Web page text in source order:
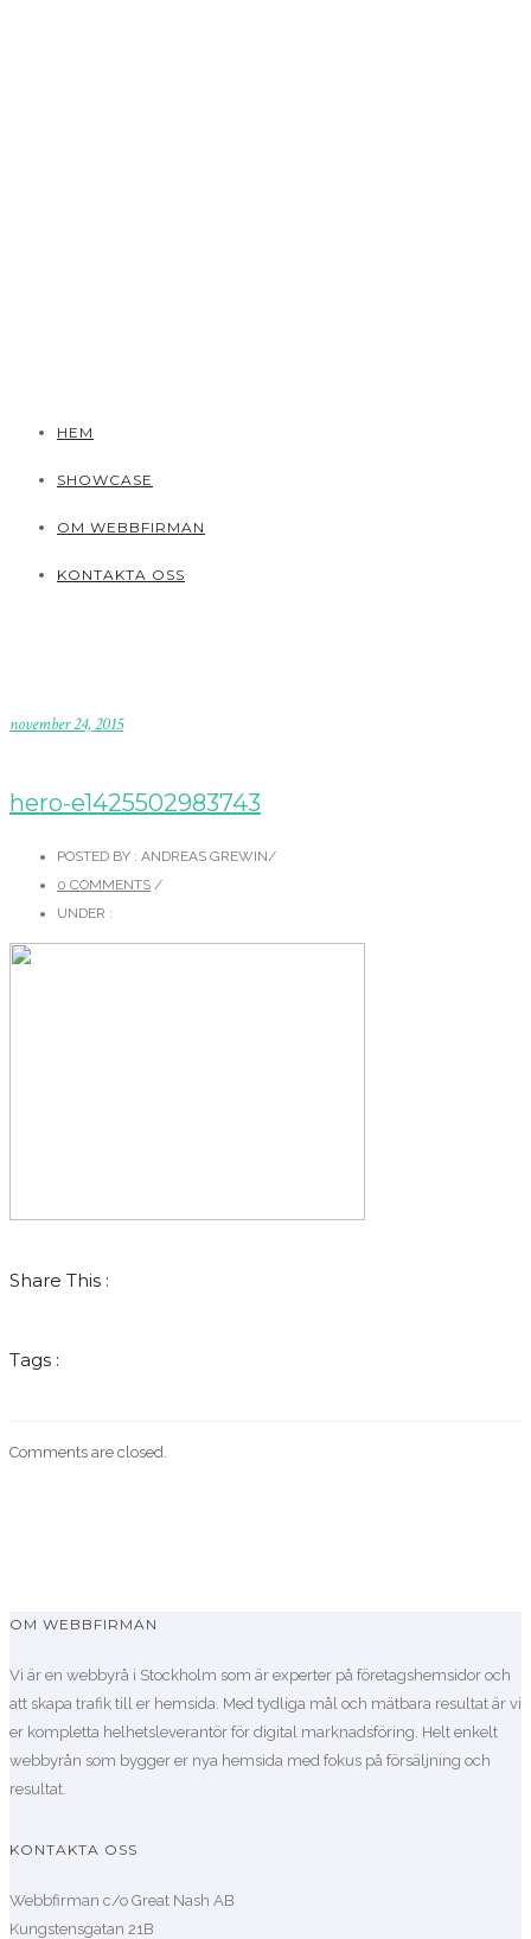
HEM
SHOWCASE
OM WEBBFIRMAN
KONTAKTA OSS
november 24, 2015
hero-e1425502983743
POSTED BY : ANDREAS GREWIN/
0 COMMENTS /
UNDER :
Share This :
Tags :
Comments are closed.
OM WEBBFIRMAN
Vi är en webbyrå i Stockholm som är experter på företagshemsidor och
att skapa trafik till er hemsida. Med tydliga mål och mätbara resultat är vi
er kompletta helhetsleverantör för digital marknadsföring. Helt enkelt
webbyrån som bygger er nya hemsida med fokus på försäljning och
resultat.
KONTAKTA OSS
Webbfirman c/o Great Nash AB
Kungstensgatan 21B